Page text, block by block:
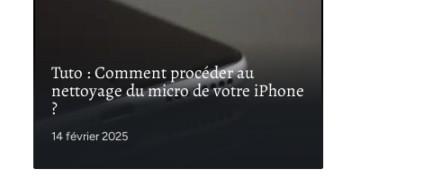
Tuto : Comment procéder au
nettoyage du micro de votre iPhone
?
14 février 2025